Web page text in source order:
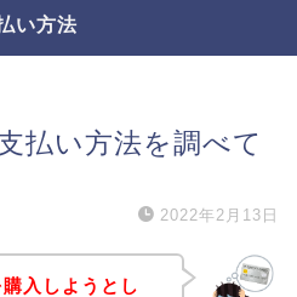
い方法
払い方法を調べて
2022年2月13日
入しようとし